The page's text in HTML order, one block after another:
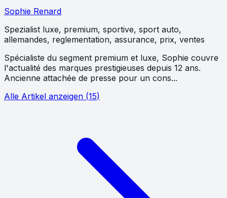
Sophie Renard
Spezialist luxe, premium, sportive, sport auto,
allemandes, reglementation, assurance, prix, ventes
Spécialiste du segment premium et luxe, Sophie couvre
l'actualité des marques prestigieuses depuis 12 ans.
Ancienne attachée de presse pour un cons...
Alle Artikel anzeigen (15)